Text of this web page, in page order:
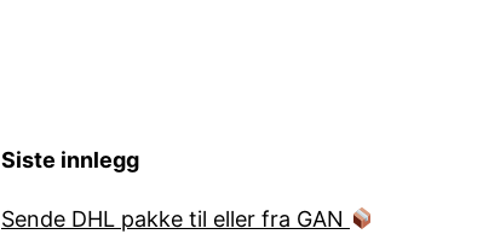
Siste innlegg
Sende DHL pakke til eller fra GAN